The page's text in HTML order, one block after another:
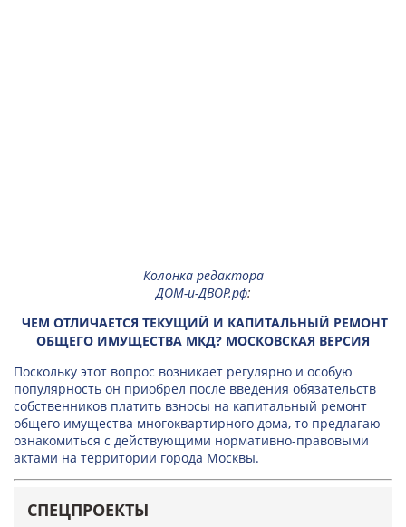
Колонка редактора
ДОМ-и-ДВОР.рф:
ЧЕМ ОТЛИЧАЕТСЯ ТЕКУЩИЙ И КАПИТАЛЬНЫЙ РЕМОНТ
ОБЩЕГО ИМУЩЕСТВА МКД? МОСКОВСКАЯ ВЕРСИЯ
Поскольку этот вопрос возникает регулярно и особую
популярность он приобрел после введения обязательств
собственников платить взносы на капитальный ремонт
общего имущества многоквартирного дома, то предлагаю
ознакомиться с действующими нормативно-правовыми
актами на территории города Москвы.
СПЕЦПРОЕКТЫ